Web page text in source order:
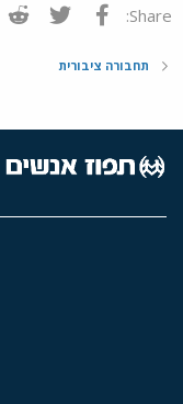
Share: פייסבוק Twitter
תחבורה ציבורית